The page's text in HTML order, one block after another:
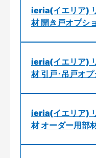
ieria(イエリア)
材 開き戸オプシ
ieria(イエリア)
材 引戸･吊戸オ
ieria(イエリア)
材 オーダー用部